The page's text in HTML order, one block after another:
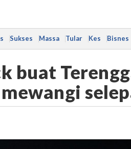
Sukses Massa Tular Kes Bisnes
buat